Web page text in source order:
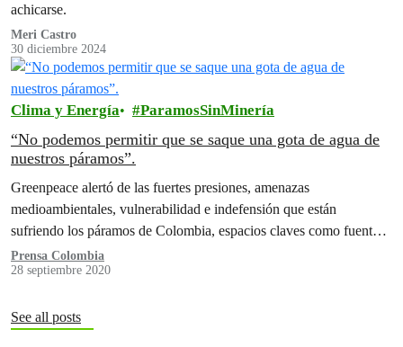
achicarse.
Meri Castro
30 diciembre 2024
Clima y Energía ParamosSinMinería
“No podemos permitir que se saque una gota de agua de
nuestros páramos”.
Greenpeace alertó de las fuertes presiones, amenazas
medioambientales, vulnerabilidad e indefensión que están
sufriendo los páramos de Colombia, espacios claves como fuentes
de generación de agua en medio de la…
Prensa Colombia
28 septiembre 2020
See all posts